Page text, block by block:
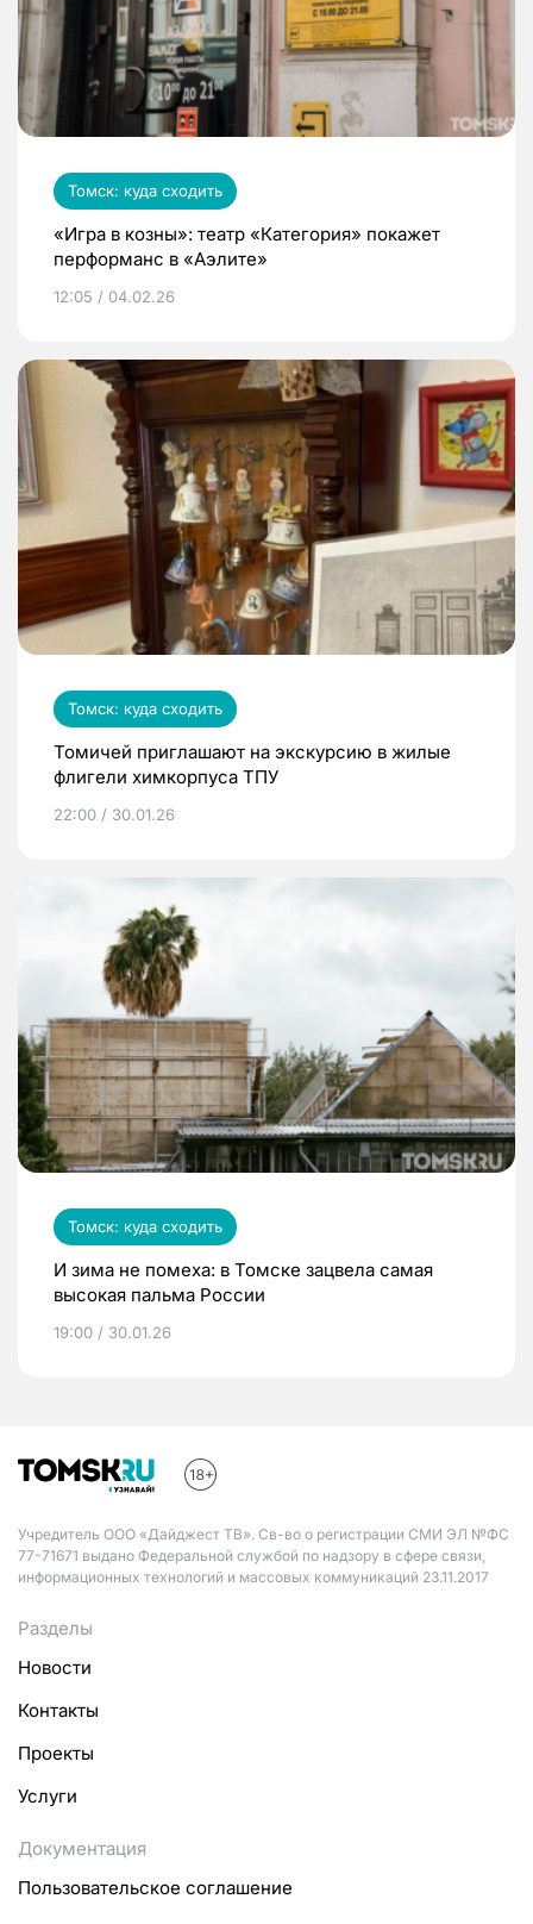
Томск: куда сходить
«Игра в козны»: театр «Категория» покажет
перформанс в «Аэлите»
12:05 / 04.02.26
Томск: куда сходить
Томичей приглашают на экскурсию в жилые
флигели химкорпуса ТПУ
22:00 / 30.01.26
Томск: куда сходить
И зима не помеха: в Томске зацвела самая
высокая пальма России
19:00 / 30.01.26
Учредитель ООО «Дайджест ТВ». Св-во о регистрации СМИ ЭЛ №ФС
77-71671 выдано Федеральной службой по надзору в сфере связи,
информационных технологий и массовых коммуникаций 23.11.2017
Разделы
Новости
Контакты
Проекты
Услуги
Документация
Пользовательское соглашение